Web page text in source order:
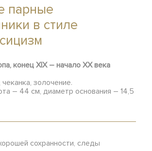
парные
в стиле
конец XIX – начало ХХ века
золочение.
– 44 см, диаметр основания – 14,5
сохранности, следы